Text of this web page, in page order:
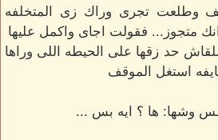
وطلعت تجرى وراك زى المتخلفه
متجوز... فقولت اجاى واكمل عليها
حد زقها على الحيطه اللى وراها
استغل الموقف
وشها: ها ؟ ايه بس ...